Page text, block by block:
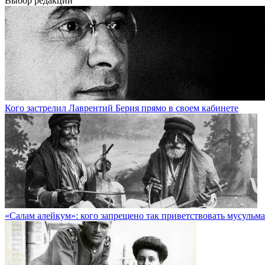
Кого застрелил Лаврентий Берия прямо в своем кабинете
«Салам алейкум»: кого запрещено так приветствовать